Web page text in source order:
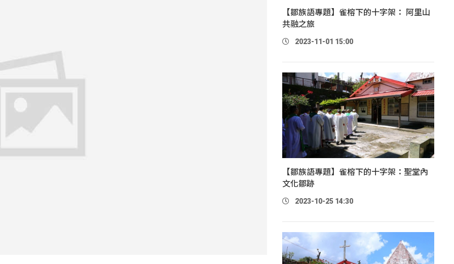
【鄒族語專題】雀榕下的十字架： 阿里山
共融之旅
2023-11-01 15:00
【鄒族語專題】雀榕下的十字架：聖堂內
文化鄒跡
2023-10-25 14:30